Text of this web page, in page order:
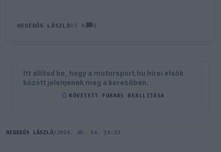
HEGEDŰS LÁSZLÓ85 N 0
Itt állítsd be, hogy a motorsport.hu hírei elsők
között jelenjenek meg a keresőben.
G KÖVETETT FORRÁS BEÁLLÍTÁSA
HEGEDŰS LÁSZLÓ/ 2026. 05. 14. 14:53